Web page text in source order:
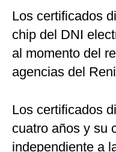
Los certificados
chip del DNI
al momento del
agencias del
Los certificados
cuatro años y su
independiente a